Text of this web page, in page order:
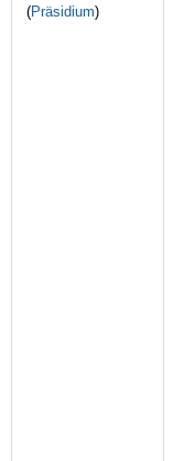
(Präsidium)